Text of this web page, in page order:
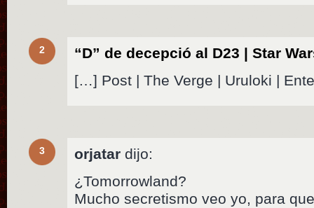
2
“D” de decepció al D23 | Star
[…] Post | The Verge | Uruloki |
3 orjatar dijo:
¿Tomorrowland?
Mucho secretismo veo yo, para